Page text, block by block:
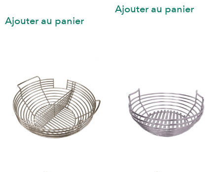
Ajouter au panier
Ajouter au panier